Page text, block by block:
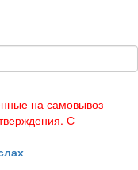
на самовывоз
С